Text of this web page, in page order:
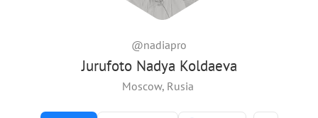
Jurufoto Nadya Koldaeva
@nadiapro
Moscow, Rusia